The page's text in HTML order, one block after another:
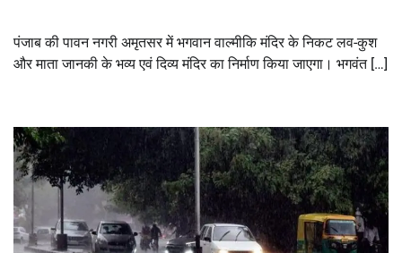
पंजाब की पावन नगरी अमृतसर में भगवान वाल्मीकि मंदिर के निकट लव-कुश
और माता जानकी के भव्य एवं दिव्य मंदिर का निर्माण किया जाएगा। भगवंत […]